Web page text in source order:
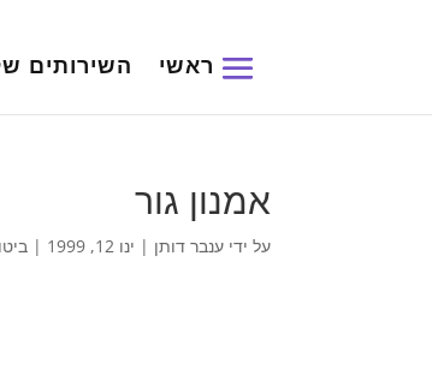
ראשי השירותים
אמנון גור
על ידיענבר דותן | ינו 12, 1999 |